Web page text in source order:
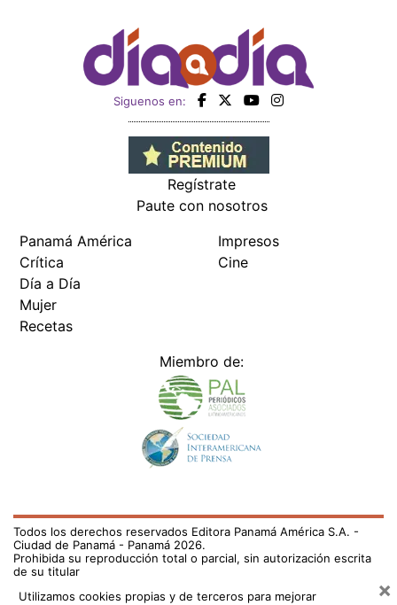
Siguenos en:
Regístrate
Paute con nosotros
Panamá América
Crítica
Día a Día
Mujer
Recetas
Impresos
Cine
Miembro de:
Todos los derechos reservados Editora Panamá América S.A. -
Ciudad de Panamá - Panamá 2026.
Prohibida su reproducción total o parcial, sin autorización escrita
de su titular
Utilizamos cookies propias y de terceros para mejorar
×